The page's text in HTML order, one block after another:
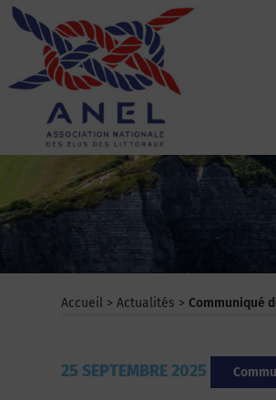
Aller
contenu
ANEL
Accueil > Actualités > Communiqué
25 SEPTEMBRE 2025